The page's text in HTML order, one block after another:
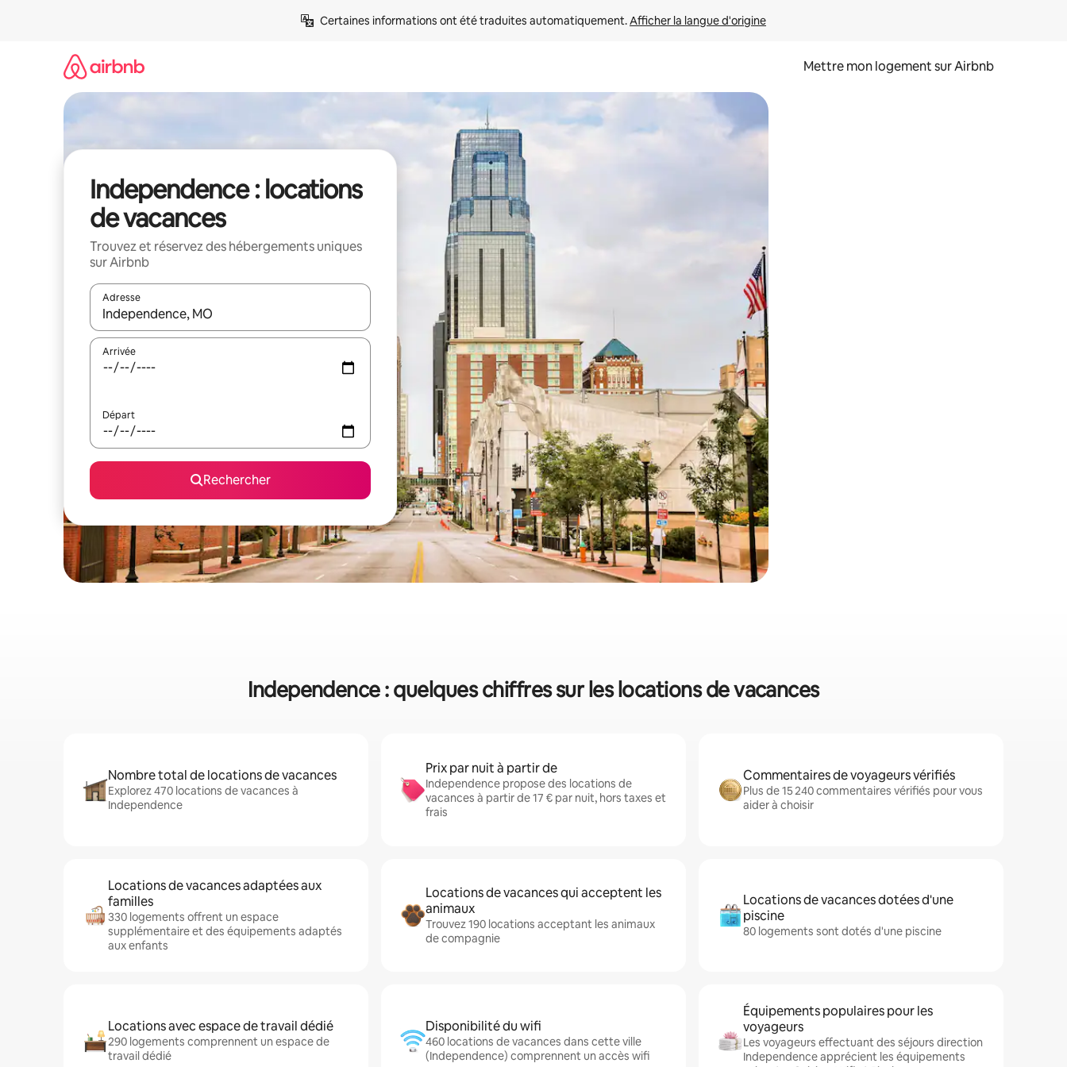
Certaines informations ont été traduites automatiquement. Afficher la langue d'origine
Mettre mon logement sur Airbnb
Independence : locations
de vacances
Trouvez et réservez des hébergements uniques
sur Airbnb
Adresse
Lorsque les résultats s'affichent, utilisez les flèches vers le haut et vers le bas pour les parcourir ou en appuyant et en faisant glisser.
Arrivée
Départ
Rechercher
Independence : quelques chiffres sur les locations de vacances
Nombre total de locations de vacances
Explorez 470 locations de vacances à
Independence
Prix par nuit à partir de
Independence propose des locations de
vacances à partir de 17 € par nuit, hors taxes et
frais
Commentaires de voyageurs vérifiés
Plus de 15 240 commentaires vérifiés pour vous
aider à choisir
Locations de vacances adaptées aux
familles
330 logements offrent un espace
supplémentaire et des équipements adaptés
aux enfants
Locations de vacances qui acceptent les
animaux
Trouvez 190 locations acceptant les animaux
de compagnie
Locations de vacances dotées d'une
piscine
80 logements sont dotés d'une piscine
Locations avec espace de travail dédié
290 logements comprennent un espace de
travail dédié
Disponibilité du wifi
460 locations de vacances dans cette ville
(Independence) comprennent un accès wifi
Équipements populaires pour les
voyageurs
Les voyageurs effectuant des séjours direction
Independence apprécient les équipements